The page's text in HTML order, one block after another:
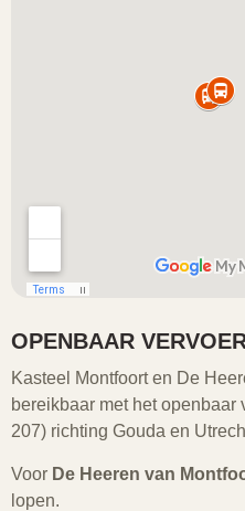
OPENBAAR
Kasteel Montfoort en De
bereikbaar met het openbaar
207) richting Gouda en
Voor De Heeren van
lopen.